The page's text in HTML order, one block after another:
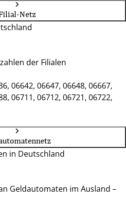
Netz
der Filialen
06642, 06647, 06648, 06667,
06711, 06712, 06721, 06722,
in Deutschland
Geldautomaten im Ausland –